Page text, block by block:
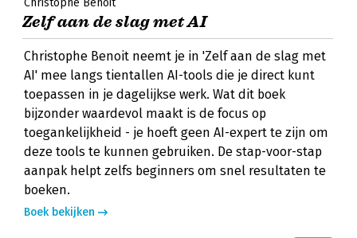
Christophe Benoit
Zelf aan de slag met AI
Christophe Benoit neemt je in 'Zelf aan de slag met
AI' mee langs tientallen AI-tools die je direct kunt
toepassen in je dagelijkse werk. Wat dit boek
bijzonder waardevol maakt is de focus op
toegankelijkheid - je hoeft geen AI-expert te zijn om
deze tools te kunnen gebruiken. De stap-voor-stap
aanpak helpt zelfs beginners om snel resultaten te
boeken.
Boek bekijken